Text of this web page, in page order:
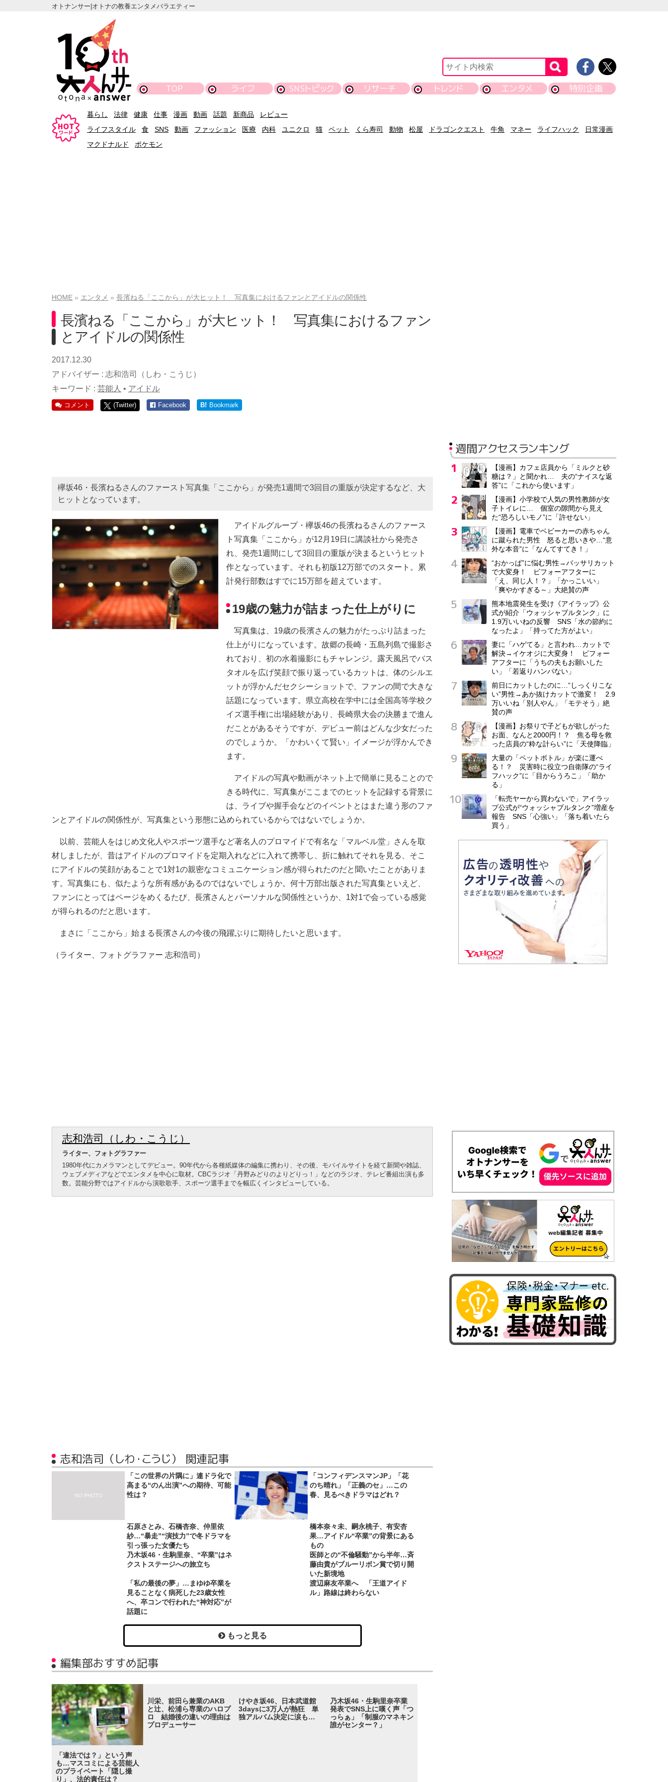
オトナンサー|オトナの教養エンタメバラエティー
TOP ライフ SNSトピック リサーチ トレンド エンタメ 特別企画
暮らし 法律 健康 仕事 漫画 動画 話題 新商品
レビュー
ライフスタイル
食 SNS 動画 ファッション 医療 内科 ユニクロ 猫 ペット くら寿司 動物 松屋 ドラゴンクエスト 牛角 マネー ライフハック
日常漫画
マクドナルド
ポケモン
HOME エンタメ 長濱ねる「ここから」が大ヒット！ 写真集におけるファンとアイドルの関係性
長濱ねる「ここから」が大ヒット！ 写真集におけるファン
とアイドルの関係性
2017.12.30
アドバイザー : 志和浩司（しわ・こうじ）
キーワード : 芸能人 • アイドル
コメント (Twitter) Facebook B! Bookmark
欅坂46・長濱ねるさんのファースト写真集「ここから」が発売1週間で3回目の重版が決定するなど、大
ヒットとなっています。
アイドルグループ・欅坂46の長濱ねるさんのファース
ト写真集「ここから」が12月19日に講談社から発売さ
れ、発売1週間にして3回目の重版が決まるというヒット
作となっています。それも初版12万部でのスタート。累
計発行部数はすでに15万部を超えています。
19歳の魅力が詰まった仕上がりに
写真集は、19歳の長濱さんの魅力がたっぷり詰まった
仕上がりになっています。故郷の長崎・五島列島で撮影さ
れており、初の水着撮影にもチャレンジ。露天風呂でバス
タオルを広げ笑顔で振り返っているカットは、体のシルエ
ットが浮かんだセクシーショットで、ファンの間で大きな
話題になっています。県立高校在学中には全国高等学校ク
イズ選手権に出場経験があり、長崎県大会の決勝まで進ん
だことがあるそうですが、デビュー前はどんな少女だった
のでしょうか。「かわいくて賢い」イメージが浮かんでき
ます。
アイドルの写真や動画がネット上で簡単に見ることので
きる時代に、写真集がここまでのヒットを記録する背景に
は、ライブや握手会などのイベントとはまた違う形のファ
ンとアイドルの関係性が、写真集という形態に込められているからではないでしょうか。
以前、芸能人をはじめ文化人やスポーツ選手など著名人のプロマイドで有名な「マルベル堂」さんを取
材しましたが、昔はアイドルのプロマイドを定期入れなどに入れて携帯し、折に触れてそれを見る、そこ
にアイドルの笑顔があることで1対1の親密なコミュニケーション感が得られたのだと聞いたことがありま
す。写真集にも、似たような所有感があるのではないでしょうか。何十万部出版された写真集といえど、
ファンにとってはページをめくるたび、長濱さんとパーソナルな関係性というか、1対1で会っている感覚
が得られるのだと思います。
まさに「ここから」始まる長濱さんの今後の飛躍ぶりに期待したいと思います。
（ライター、フォトグラファー 志和浩司）
志和浩司（しわ・こうじ）
ライター、フォトグラファー
1980年代にカメラマンとしてデビュー。90年代から各種紙媒体の編集に携わり、その後、モバイルサイトを経て新聞や雑誌、
ウェブメディアなどでエンタメを中心に取材。CBCラジオ「丹野みどりのよりどりっ！」などのラジオ、テレビ番組出演も多
数。芸能分野ではアイドルから演歌歌手、スポーツ選手までを幅広くインタビューしている。
志和浩司（しわ・こうじ） 関連記事
「この世界の片隅に」連ドラ化で
高まる“のん出演”への期待、可能
性は？
「コンフィデンスマンJP」「花
のち晴れ」「正義のセ」…この
春、見るべきドラマはどれ？
石原さとみ、石橋杏奈、仲里依
紗…“暴走”“演技力”で冬ドラマを
引っ張った女優たち
橋本奈々未、嗣永桃子、有安杏
果…アイドル“卒業”の背景にある
もの
乃木坂46・生駒里奈、“卒業”はネ
クストステージへの旅立ち
医師との“不倫騒動”から半年…斉
藤由貴がブルーリボン賞で切り開
いた新境地
「私の最後の夢」…まゆゆ卒業を
見ることなく病死した23歳女性
へ、卒コンで行われた“神対応”が
話題に
渡辺麻友卒業へ 「王道アイド
ル」路線は終わらない
もっと見る
編集部おすすめ記事
「違法では？」という声
も…マスコミによる芸能人
のプライベート「隠し撮
り」、法的責任は？
川栄、前田ら兼業のAKB
と辻、松浦ら専業のハロプ
ロ 結婚後の違いの理由は
プロデューサー
けやき坂46、日本武道館
3daysに3万人が熱狂 単
独アルバム決定に涙も…
乃木坂46・生駒里奈卒業
発表でSNS上に嘆く声「つ
っらぁ」「制服のマネキン
誰がセンター？」
週間アクセスランキング
【漫画】カフェ店員から「ミルクと砂
糖は？」と聞かれ… 夫の“ナイスな返
答”に「これから使います」
【漫画】小学校で人気の男性教師が女
子トイレに… 個室の隙間から見え
た“恐ろしいモノ”に「許せない」
【漫画】電車でベビーカーの赤ちゃん
に蹴られた男性 怒ると思いきや…“意
外な本音”に「なんてすてき！」
“おかっぱ”に悩む男性→バッサリカット
で大変身！ ビフォーアフターに
「え、同じ人！？」「かっこいい」
「爽やかすぎる～」大絶賛の声
熊本地震発生を受け《アイラップ》公
式が紹介「ウォッシャブルタンク」に
1.9万いいねの反響 SNS「水の節約に
なったよ」「持ってた方がよい」
妻に「ハゲてる」と言われ…カットで
解決→イケオジに大変身！ ビフォー
アフターに「うちの夫もお願いした
い」「若返りハンパない」
前日にカットしたのに…“しっくりこな
い”男性→あか抜けカットで激変！ 2.9
万いいね「別人やん」「モテそう」絶
賛の声
【漫画】お祭りで子どもが欲しがった
お面、なんと2000円！？ 焦る母を救
った店員の“粋な計らい”に「天使降臨」
大量の「ペットボトル」が楽に運べ
る！？ 災害時に役立つ自衛隊の“ライ
フハック”に「目からうろこ」「助か
る」
「転売ヤーから買わないで」アイラッ
プ公式が“ウォッシャブルタンク”増産を
報告 SNS「心強い」「落ち着いたら
買う」